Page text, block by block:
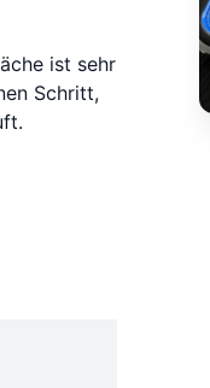
ist sehr
Schritt,